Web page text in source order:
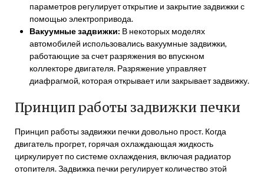
параметров регулирует открытие и закрытие задвижки с
помощью электропривода.
Вакуумные задвижки: В некоторых моделях
автомобилей использовались вакуумные задвижки,
работающие за счет разряжения во впускном
коллекторе двигателя. Разряжение управляет
диафрагмой, которая открывает или закрывает задвижку.
Принцип работы задвижки печки
Принцип работы задвижки печки довольно прост. Когда
двигатель прогрет, горячая охлаждающая жидкость
циркулирует по системе охлаждения, включая радиатор
отопителя. Задвижка печки регулирует количество этой